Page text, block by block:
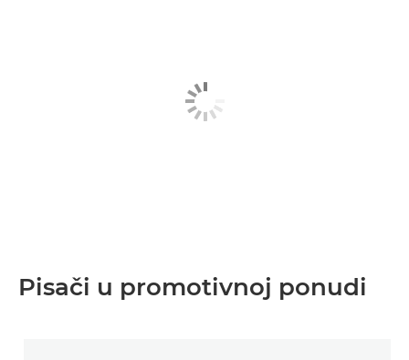
Pisači u promotivnoj ponudi